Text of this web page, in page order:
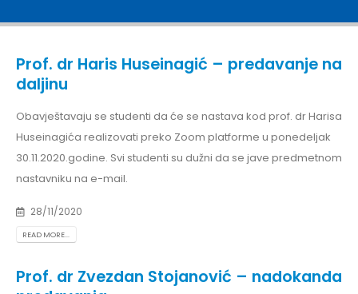
Prof. dr Haris Huseinagić – predavanje na
daljinu
Obavještavaju se studenti da će se nastava kod prof. dr Harisa
Huseinagića realizovati preko Zoom platforme u ponedeljak
30.11.2020.godine. Svi studenti su dužni da se jave predmetnom
nastavniku na e-mail.
28/11/2020
READ MORE...
Prof. dr Zvezdan Stojanović – nadokanda